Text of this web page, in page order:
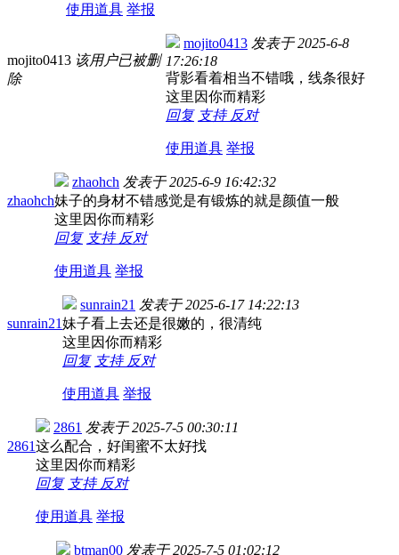
使用道具 举报
mojito0413 该用户已被删
除
mojito0413 发表于2025-6-8
17:26:18
背影看着相当不错哦，线条很好
这里因你而精彩
回复 支持 反对
使用道具 举报
zhaohch
zhaohch 发表于2025-6-9 16:42:32
妹子的身材不错感觉是有锻炼的就是颜值一般
这里因你而精彩
回复 支持 反对
使用道具 举报
sunrain21
sunrain21 发表于2025-6-17 14:22:13
妹子看上去还是很嫩的，很清纯
这里因你而精彩
回复 支持 反对
使用道具 举报
2861
2861 发表于2025-7-5 00:30:11
这么配合，好闺蜜不太好找
这里因你而精彩
回复 支持 反对
使用道具 举报
btman00 发表于2025-7-5 01:02:12